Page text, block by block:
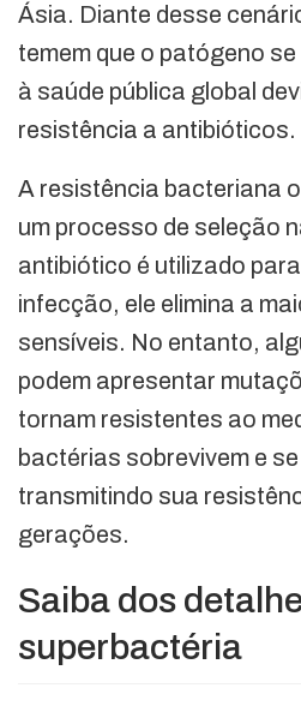
Ásia. Diante desse
temem que o patógeno
à saúde pública global
resistência a antibióticos.
A resistência bacteriana
um processo de seleção
antibiótico é utilizado
infecção, ele elimina a
sensíveis. No entanto,
podem apresentar
tornam resistentes ao
bactérias sobrevivem e
transmitindo sua
gerações.
Saiba dos
superbactéria